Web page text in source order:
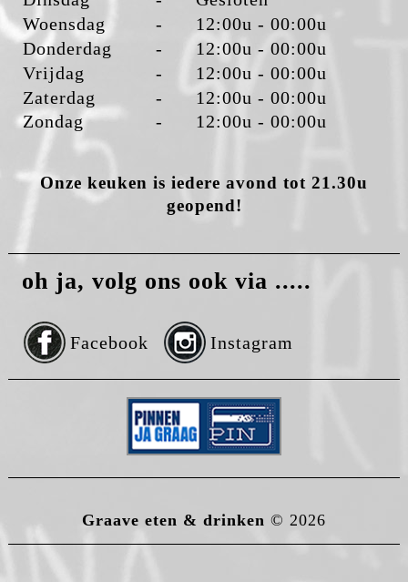
Woensdag
-
12:00u - 00:00u
Donderdag
-
12:00u - 00:00u
Vrijdag
-
12:00u - 00:00u
Zaterdag
-
12:00u - 00:00u
Zondag
- 12:00u - 00:00u
Onze keuken is iedere avond tot 21.30u
geopend!
oh ja, volg ons ook via .....
Facebook Instagram
Graave eten & drinken © 2026